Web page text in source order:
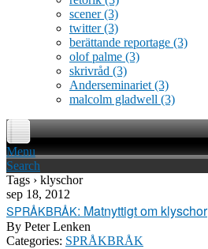
scener(3)
twitter(3)
berättande reportage (3)
olof palme (3)
skrivråd (3)
Anderseminariet (3)
malcolm gladwell (3)
Menu
Search
Tags › klyschor
sep 18, 2012
SPRÅKBRÅK: Matnyttigt om klyschor
By Peter Lenken
Categories: SPRÅKBRÅK